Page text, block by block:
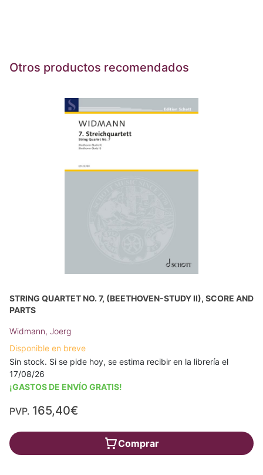
Otros productos recomendados
STRING QUARTET NO. 7, (BEETHOVEN-STUDY II), SCORE AND
PARTS
Widmann, Joerg
Disponible en breve
Sin stock. Si se pide hoy, se estima recibir en la librería el
17/08/26
¡GASTOS DE ENVÍO GRATIS!
PVP. 165,40€
Comprar